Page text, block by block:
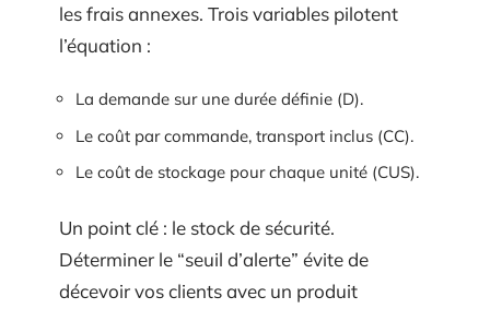
les frais annexes. Trois variables pilotent
l’équation :
La demande sur une durée définie (D).
Le coût par commande, transport inclus (CC).
Le coût de stockage pour chaque unité (CUS).
Un point clé : le stock de sécurité.
Déterminer le “seuil d’alerte” évite de
décevoir vos clients avec un produit